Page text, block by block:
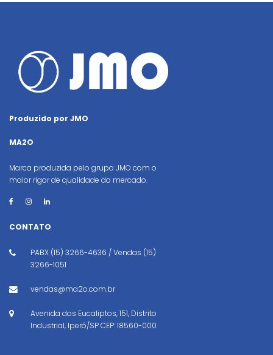
Produzido por JMO
MA2O
Marca produzida pelo grupo JMO com o
maior rigor de qualidade do mercado.
CONTATO
PABX (15) 3266-4636 / Vendas (15)
3266-1051
vendas@ma2o.com.br
Avenida dos Eucaliptos, 151, Distrito
Industrial, Iperó/SP CEP: 18560-000